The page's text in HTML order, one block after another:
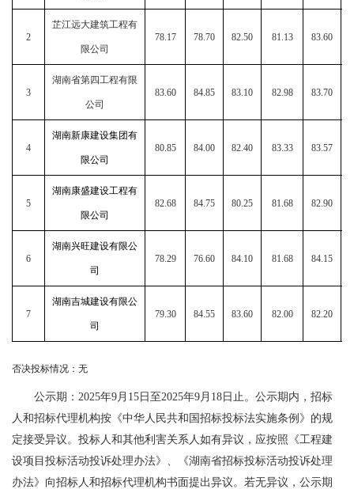
2
芷江远大建筑工程有
限公司
78.17 78.70 82.50 81.13 83.60
3
湖南省第四工程有限
公司
83.60 84.85 83.10 82.98 83.70
4
湖南新康建设集团有
限公司
80.85 84.00 82.40 83.33 83.57
5
湖南康盛建设工程有
限公司
82.68 84.75 80.25 81.68 82.90
6
湖南兴旺建设有限公
司
78.29 76.60 84.10 81.68 84.15
7
湖南吉城建设有限公
司
79.30 84.55 83.60 82.00 82.20
否决投标情况：无
公示期： 2025年9月15日至2025年9月18日止。公示期内，招标
人和招标代理机构按《中华人民共和国招标投标法实施条例》的规
定接受异议。投标人和其他利害关系人如有异议，应按照《工程建
设项目投标活动投诉处理办法》、《湖南省招标投标活动投诉处理
办法》向招标人和招标代理机构书面提出异议。若无异议，公示期